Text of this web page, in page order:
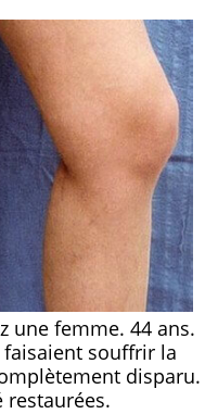
une femme. 44 ans.
souffrir la
disparu.
restaurées.